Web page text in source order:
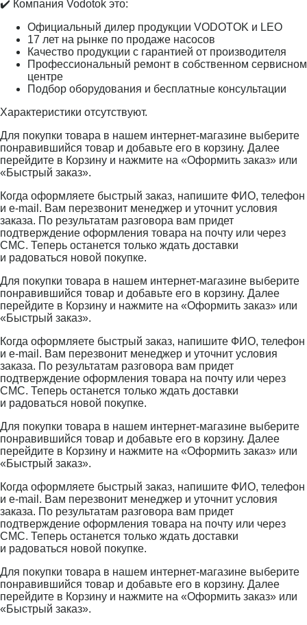
✔️ Компания Vodotok это:
Официальный дилер продукции VODOTOK и LEO
17 лет на рынке по продаже насосов
Качество продукции с гарантией от производителя
Профессиональный ремонт в собственном сервисном
центре
Подбор оборудования и бесплатные консультации
Характеристики отсутствуют.
Для покупки товара в нашем интернет-магазине выберите
понравившийся товар и добавьте его в корзину. Далее
перейдите в Корзину и нажмите на «Оформить заказ» или
«Быстрый заказ».
Когда оформляете быстрый заказ, напишите ФИО, телефон
и e-mail. Вам перезвонит менеджер и уточнит условия
заказа. По результатам разговора вам придет
подтверждение оформления товара на почту или через
СМС. Теперь останется только ждать доставки
и радоваться новой покупке.
Для покупки товара в нашем интернет-магазине выберите
понравившийся товар и добавьте его в корзину. Далее
перейдите в Корзину и нажмите на «Оформить заказ» или
«Быстрый заказ».
Когда оформляете быстрый заказ, напишите ФИО, телефон
и e-mail. Вам перезвонит менеджер и уточнит условия
заказа. По результатам разговора вам придет
подтверждение оформления товара на почту или через
СМС. Теперь останется только ждать доставки
и радоваться новой покупке.
Для покупки товара в нашем интернет-магазине выберите
понравившийся товар и добавьте его в корзину. Далее
перейдите в Корзину и нажмите на «Оформить заказ» или
«Быстрый заказ».
Когда оформляете быстрый заказ, напишите ФИО, телефон
и e-mail. Вам перезвонит менеджер и уточнит условия
заказа. По результатам разговора вам придет
подтверждение оформления товара на почту или через
СМС. Теперь останется только ждать доставки
и радоваться новой покупке.
Для покупки товара в нашем интернет-магазине выберите
понравившийся товар и добавьте его в корзину. Далее
перейдите в Корзину и нажмите на «Оформить заказ» или
«Быстрый заказ».